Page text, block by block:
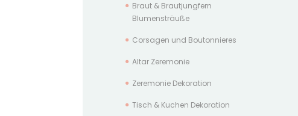
Braut & Brautjungfern
Blumensträuße
Corsagen und Boutonnieres
Altar Zeremonie
Zeremonie Dekoration
Tisch & Kuchen Dekoration